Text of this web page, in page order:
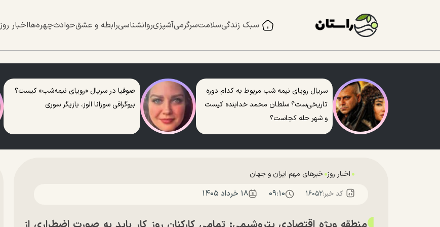
سبک زندگیسلامتسرگرمیآشپزیروانشناسیرابطه و عشقحوادثچهره‌هااخبار روز
سریال رویای نیمه شب مربوط به کدام دوره
تاریخی‌ست؟ سلطان محمد خدابنده کیست
و شهر حله کجاست؟
صوفیا در سریال «رویای نیمه‌شب» کیست؟
بیوگرافی سوزانا الوز، بازیگر سوری
اخبار روز خبرهای مهم ایران و جهان
کد خبر:۱۶۰۵۲ ۰۹:۱۰ ۱۸ خرداد ۱۴۰۵